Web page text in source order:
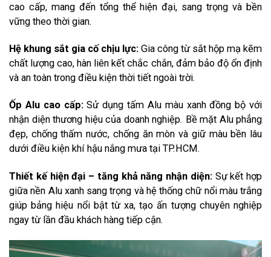
cao cấp, mang đến tổng thể hiện đại, sang trọng và bền
vững theo thời gian.
Hệ khung sắt gia cố chịu lực: Gia công từ sắt hộp mạ kẽm
chất lượng cao, hàn liên kết chắc chắn, đảm bảo độ ổn định
và an toàn trong điều kiện thời tiết ngoài trời.
Ốp Alu cao cấp:Sử dụng tấm Alu màu xanh đồng bộ với
nhận diện thương hiệu của doanh nghiệp. Bề mặt Alu phẳng
đẹp, chống thấm nước, chống ăn mòn và giữ màu bền lâu
dưới điều kiện khí hậu nắng mưa tại TP.HCM.
Thiết kế hiện đại – tăng khả năng nhận diện:Sự kết hợp
giữa nền Alu xanh sang trọng và hệ thống chữ nổi màu trắng
giúp bảng hiệu nổi bật từ xa, tạo ấn tượng chuyên nghiệp
ngay từ lần đầu khách hàng tiếp cận.